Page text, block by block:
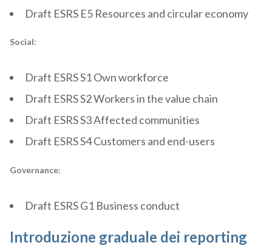
Draft ESRS E5 Resources and circular economy
Social:
Draft ESRS S1 Own workforce
Draft ESRS S2 Workers in the value chain
Draft ESRS S3 Affected communities
Draft ESRS S4 Customers and end-users
Governance:
Draft ESRS G1 Business conduct
Introduzione graduale dei reporting